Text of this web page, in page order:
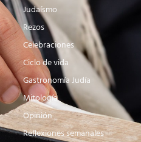
Judaísmo
Rezos
Celebraciones
Ciclo de vida
Gastronomía Judía
Mitología
Opinión
Reflexiones semanales